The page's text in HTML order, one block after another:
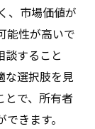
、市場価値が
能性が高いで
談すること
な選択肢を見
とで、所有者
きます。